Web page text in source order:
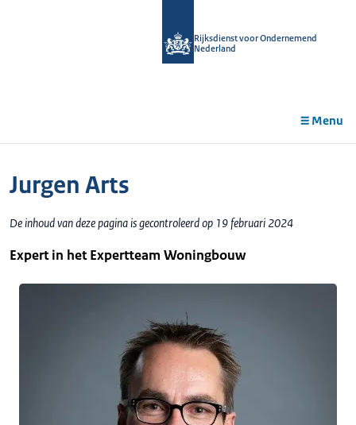
Rijksdienst voor Ondernemend
Nederland
Menu
Jurgen Arts
De inhoud van deze pagina is gecontroleerd op 19 februari 2024
Expert in het Expertteam Woningbouw